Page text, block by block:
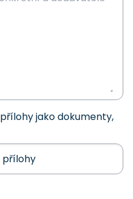
jako dokumenty,
přílohy